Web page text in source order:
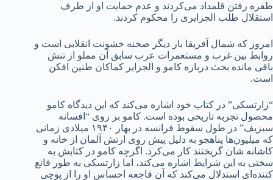
طفره رفتن قلمداد می‌کردند و عدم حمایت او از طرف
استقلال طلب الجزایری را محکوم کردند.
امروز که شمال آفریقا بار دیگر صحنه خشونت انقلابی است و
روابط بین غرب و مستعمرات عرب سابق آن مملو از تنش
باقی مانده بحث درباره کامو و الجزایر کماکان طنین افکن
است.
“زارتسکی” در کتاب خود اشاره می‌کند که این دیدگاه کامو
محصول تجربه تاریخی بوده است. کامو بر روی “افسانه
سیزیف” در طول سقوط فرانسه در بهار ۱۹۴۰ میلادی زمانی
که میلیون‌ها پناهجو به دلیل پیش روی ارتش آلمان از خانه و
کاشانه شان گریختند کار می‌کرد. اگرچه کامو در کتابش به
سختی به این شرایط اشاره می‌کند، اما زارتسکی به طور قانع
کننده‌ای استدلال می‌کند که آن فاجعه احساس او را از پوچی